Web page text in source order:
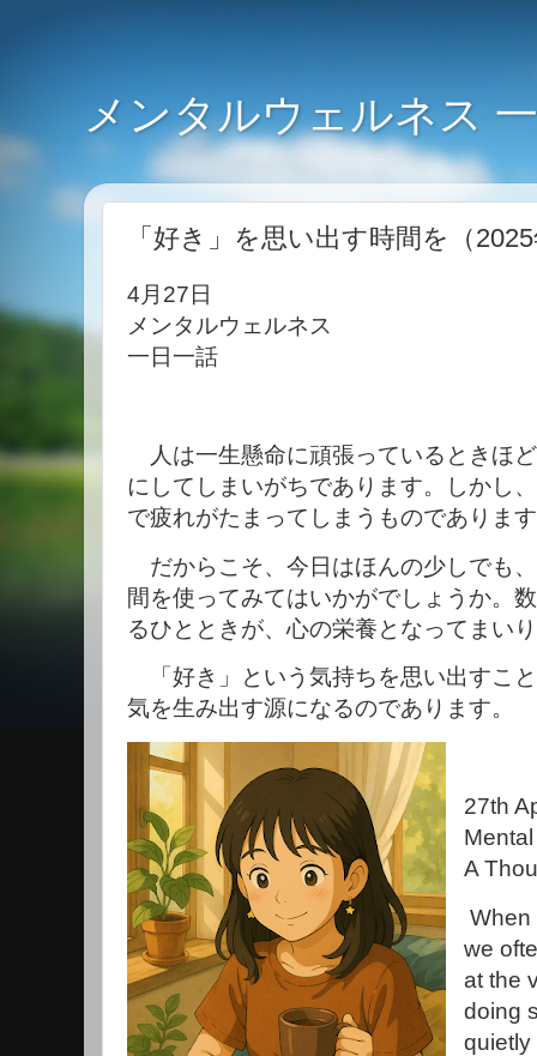
メンタルウェルネス
「好き」を思い出す時間を（
4月27日
メンタルウェルネス
一日一話
人は一生懸命に頑張っているときほ
にしてしまいがちであります。しかし
で疲れがたまってしまうものでありま
だからこそ、今日はほんの少しでも
間を使ってみてはいかがでしょうか。
るひとときが、心の栄養となってまい
「好き」という気持ちを思い出すこ
気を生み出す源になるのであります。
27th
A
When
we
at the
doing
quietly